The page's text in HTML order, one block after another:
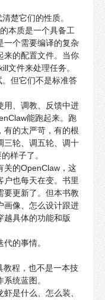
楚它们的性质。
本质是一个具备工
一个需要编译的复杂
来的配置文件。当你
文件来处理任务。
但它们不是标准答
用、调教、反馈中进
能跑起来。跑
有的太严苛，有的根
三轮、调五轮、调十
样子了。
关的OpenClaw，这
户也每天在变。书里
要更新了。但本书教
画像、怎么设计跟进
越具体的功能和版
的事情。
教程，也不是一本技
统蓝图。
是什么、怎么装、